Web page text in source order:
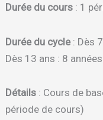
Durée du cours : 1
Durée du cycle: Dès
Dès 13 ans : 8 années.
Détails : Cours de
période de cours)